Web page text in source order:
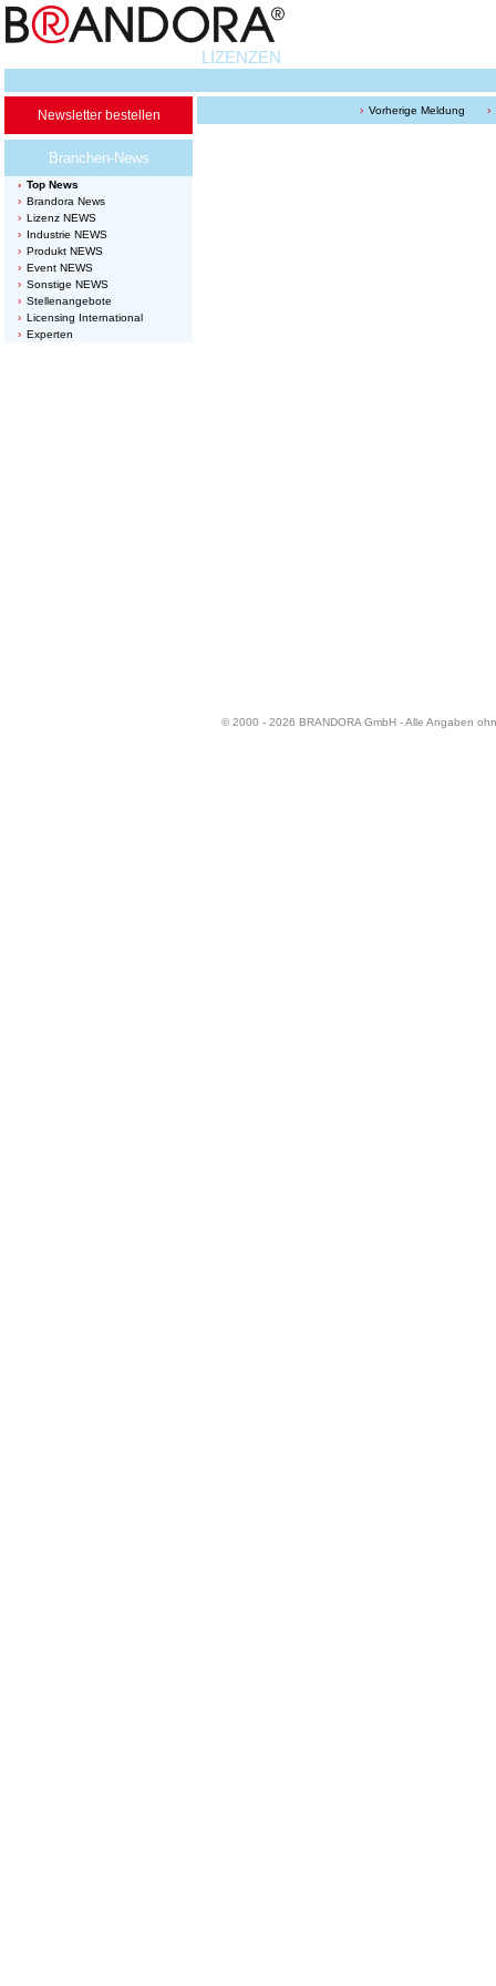
LIZENZEN
Newsletter bestellen
Branchen-News
Top News
Brandora News
Lizenz NEWS
Industrie NEWS
Produkt NEWS
Event NEWS
Sonstige NEWS
Stellenangebote
Licensing International
Experten
Vorherige Meldung
© 2000 - 2026 BRANDORA GmbH - Alle Angaben